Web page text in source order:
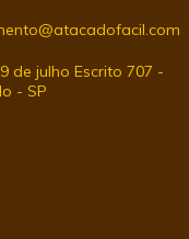
de julho Escrito 707 -
- SP